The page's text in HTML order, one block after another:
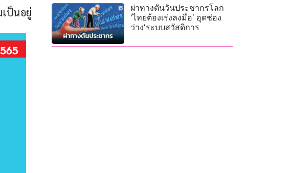
ป็นอยู่
ผ่าทางตันวันประชากรโลก
‘ไทยต้องเร่งลงมือ’ อุดช่อง
ว่าง‘ระบบสวัสดิการ